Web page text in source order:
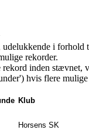
i
rekorder.
inden stævnet,
hvis flere
Klub
Horsens SK